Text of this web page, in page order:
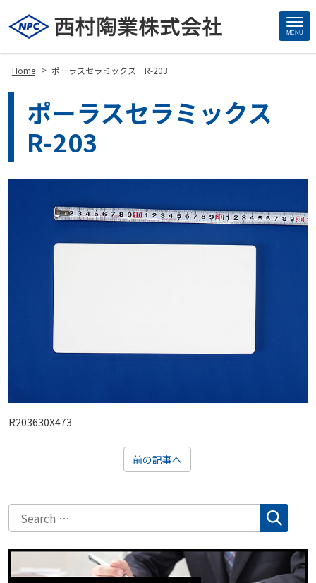
MENU
Home > ポーラスセラミックス R-203
ポーラスセラミックス
R-203
R203630X473
前の記事へ
Site
Footer